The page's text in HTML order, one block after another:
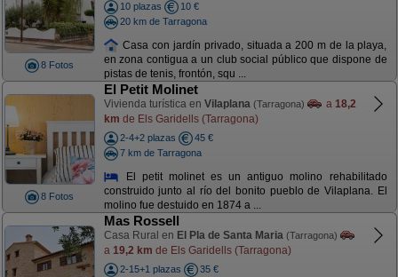
8 Fotos
10 plazas
10 €
20 km de Tarragona
Casa con jardín privado, situada a 200 m de la playa,
en zona contigua a un club social público que dispone de
pistas de tenis, frontón, squ ...
8 Fotos
El Petit Molinet
Vivienda turística en Vilaplana (Tarragona) a 18,2
km de Els Garidells (Tarragona)
2-4+2 plazas
45 €
7 km de Tarragona
El petit molinet es un antiguo molino rehabilitado
construido junto al río del bonito pueblo de Vilaplana. El
molino fue destuido en 1874 a ...
Mas Rossell
Casa Rural en El Pla de Santa Maria (Tarragona)
a 19,2 km de Els Garidells (Tarragona)
2-15+1 plazas
35 €